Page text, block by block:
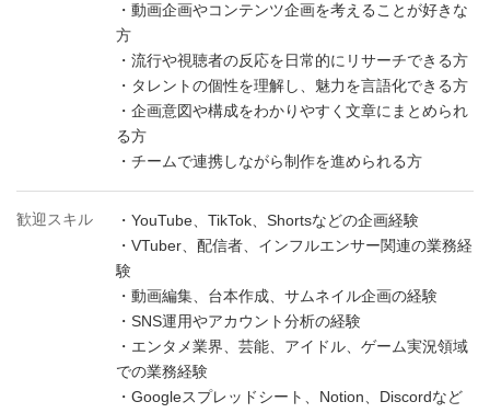
・動画企画やコンテンツ企画を考えることが好きな
方
・流行や視聴者の反応を日常的にリサーチできる方
・タレントの個性を理解し、魅力を言語化できる方
・企画意図や構成をわかりやすく文章にまとめられ
る方
・チームで連携しながら制作を進められる方
歓迎スキル
・YouTube、TikTok、Shortsなどの企画経験
・VTuber、配信者、インフルエンサー関連の業務経
験
・動画編集、台本作成、サムネイル企画の経験
・SNS運用やアカウント分析の経験
・エンタメ業界、芸能、アイドル、ゲーム実況領域
での業務経験
・Googleスプレッドシート、Notion、Discordなど